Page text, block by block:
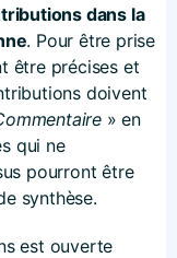
dans la
. Pour être prise
être précises et
doivent
» en
qui ne
pourront être
synthèse.
est ouverte